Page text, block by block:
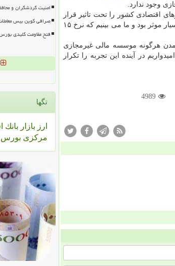
وجود ندارد.
اقتصادی كشور را تحت تاثیر قرار
مركزی در شهریورماه در مورد كاهش نرخ سود بانكی اعلام نمود در این كار بسیار موثر بود و ما می بینیم كه نرخ ۱۵
آمدن هرگونه موسسه مالی غیرمجازی
در آینده این تجربه را تكرار
4989
امنیت گردشگران و
صرافی کوین بیس معاملات ۶ رمزارز را متوقف
فتح مقاومت کلیدی
تگها
ارز بازار بانك
مركزی بورس